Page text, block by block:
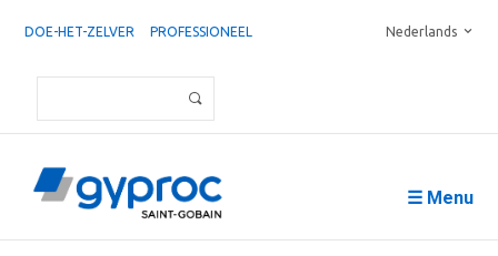
DOE-HET-ZELVER PROFESSIONEEL Nederlands
☰ Menu